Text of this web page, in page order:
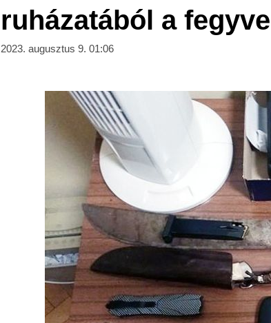
ruházatából a
2023. augusztus 9. 01:06